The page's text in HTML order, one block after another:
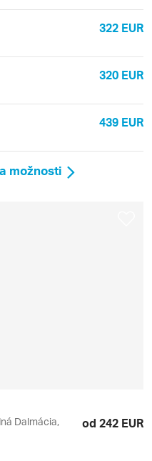
322 EUR
320 EUR
439 EUR
možnosti
Dalmácia,
od 242 EUR